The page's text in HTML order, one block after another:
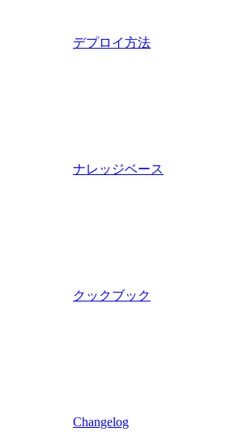
デプロイ方法
ナレッジベース
クックブック
Changelog